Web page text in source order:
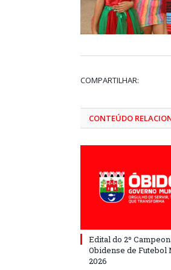
COMPARTILHAR:
CONTEÚDO
Edital do 2º
Obidense de Futebol
2026